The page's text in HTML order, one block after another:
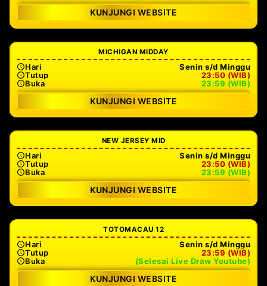
KUNJUNGI WEBSITE
MICHIGAN MIDDAY
Hari
Senin s/d Minggu
Tutup
23:50 (WIB)
Buka
23:59 (WIB)
KUNJUNGI WEBSITE
NEW JERSEY MID
Hari
Senin s/d Minggu
Tutup
23:50 (WIB)
Buka
23:59 (WIB)
KUNJUNGI WEBSITE
TOTOMACAU 12
Hari
Senin s/d Minggu
Tutup
23:59 (WIB)
Buka
(Selesai Live Draw Youtube)
KUNJUNGI WEBSITE